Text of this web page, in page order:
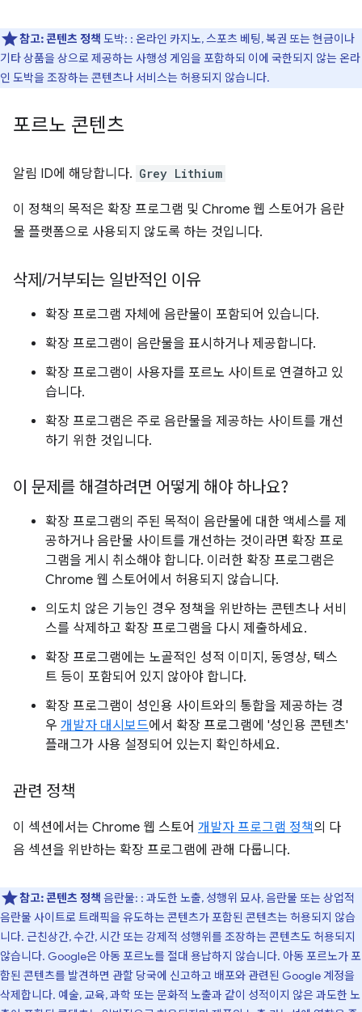
참고:콘텐츠 정책 도박: : 온라인 카지노, 스포츠 베팅, 복권 또는 현금이나
기타 상품을 상으로 제공하는 사행성 게임을 포함하되 이에 국한되지 않는 온라
인 도박을 조장하는 콘텐츠나 서비스는 허용되지 않습니다.
포르노 콘텐츠
알림 ID에 해당합니다. Grey Lithium
이 정책의 목적은 확장 프로그램 및 Chrome 웹 스토어가 음란
물 플랫폼으로 사용되지 않도록 하는 것입니다.
삭제 /거부되는 일반적인 이유
확장 프로그램 자체에 음란물이 포함되어 있습니다.
확장 프로그램이 음란물을 표시하거나 제공합니다.
확장 프로그램이 사용자를 포르노 사이트로 연결하고 있
습니다.
확장 프로그램은 주로 음란물을 제공하는 사이트를 개선
하기 위한 것입니다.
이 문제를 해결하려면 어떻게 해야 하나요?
확장 프로그램의 주된 목적이 음란물에 대한 액세스를 제
공하거나 음란물 사이트를 개선하는 것이라면 확장 프로
그램을 게시 취소해야 합니다. 이러한 확장 프로그램은
Chrome 웹 스토어에서 허용되지 않습니다.
의도치 않은 기능인 경우 정책을 위반하는 콘텐츠나 서비
스를 삭제하고 확장 프로그램을 다시 제출하세요.
확장 프로그램에는 노골적인 성적 이미지, 동영상, 텍스
트 등이 포함되어 있지 않아야 합니다.
확장 프로그램이 성인용 사이트와의 통합을 제공하는 경
우 개발자 대시보드에서 확장 프로그램에 '성인용 콘텐츠'
플래그가 사용 설정되어 있는지 확인하세요.
관련 정책
이 섹션에서는 Chrome 웹 스토어 개발자 프로그램 정책 의 다
음 섹션을 위반하는 확장 프로그램에 관해 다룹니다.
참고:콘텐츠 정책 음란물: : 과도한 노출, 성행위 묘사, 음란물 또는 상업적
음란물 사이트로 트래픽을 유도하는 콘텐츠가 포함된 콘텐츠는 허용되지 않습
니다. 근친상간, 수간, 시간 또는 강제적 성행위를 조장하는 콘텐츠도 허용되지
않습니다. Google은 아동 포르노를 절대 용납하지 않습니다. 아동 포르노가 포
함된 콘텐츠를 발견하면 관할 당국에 신고하고 배포와 관련된 Google 계정을
삭제합니다. 예술, 교육, 과학 또는 문화적 노출과 같이 성적이지 않은 과도한 노